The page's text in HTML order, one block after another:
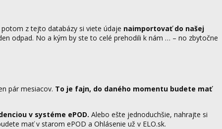
z tejto databázy si viete údaje naimportovať do našej
odpad. No a kým by ste to celé prehodili k nám … – no zbytočne
pár mesiacov. To je fajn, do daného momentu budete mať
v systéme ePOD. Alebo ešte jednoduchšie, nahrajte si
mať v starom ePOD a Ohlásenie už v ELO.sk.